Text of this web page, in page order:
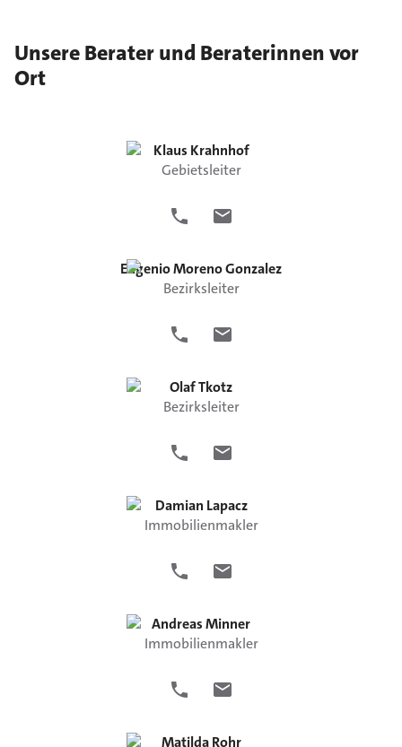
Unsere Berater und Beraterinnen vor
Ort
Klaus Krahnhof
Gebietsleiter
EugenioMoreno Gonzalez
Bezirksleiter
OlafTkotz
Bezirksleiter
Damian Lapacz
Immobilienmakler
AndreasMinner
Immobilienmakler
Matilda Rohr